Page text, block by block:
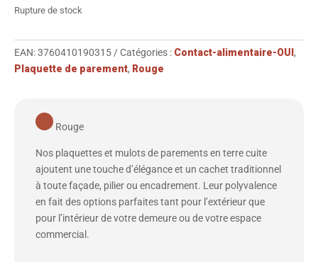
Rupture de stock
EAN:3760410190315 Catégories : Contact-alimentaire-OUI ,
Plaquette de parement, Rouge
Rouge
Nos plaquettes et mulots de parements en terre cuite
ajoutent une touche d’élégance et un cachet traditionnel
à toute façade, pilier ou encadrement. Leur polyvalence
en fait des options parfaites tant pour l’extérieur que
pour l’intérieur de votre demeure ou de votre espace
commercial.